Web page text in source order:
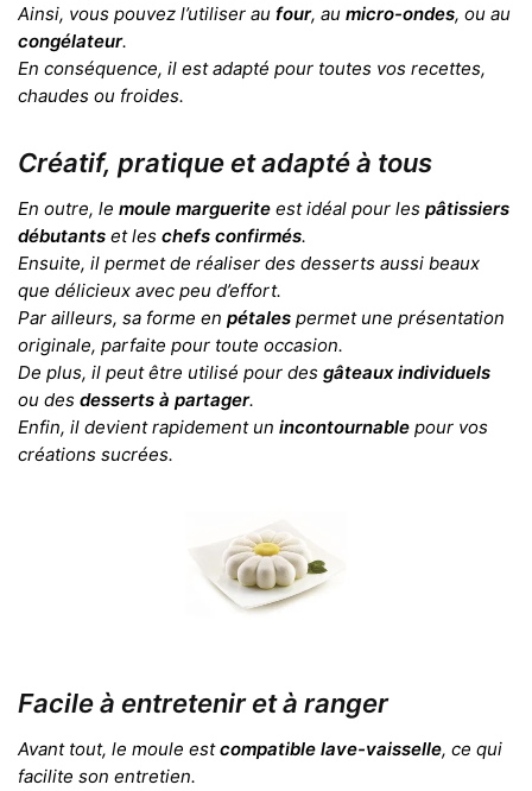
Ainsi, vous pouvez l’utiliser au four, au micro-ondes, ou au
congélateur.
En conséquence, il est adapté pour toutes vos recettes,
chaudes ou froides.
Créatif, pratique et adapté à tous
En outre, le moule marguerite est idéal pour les pâtissiers
débutants et les chefs confirmés.
Ensuite, il permet de réaliser des desserts aussi beaux
que délicieux avec peu d’effort.
Par ailleurs, sa forme en pétales permet une présentation
originale, parfaite pour toute occasion.
De plus, il peut être utilisé pour des gâteaux individuels
ou des desserts à partager.
Enfin, il devient rapidement un incontournable pour vos
créations sucrées.
Facile à entretenir et à ranger
Avant tout, le moule estcompatible lave-vaisselle, ce qui
facilite son entretien.